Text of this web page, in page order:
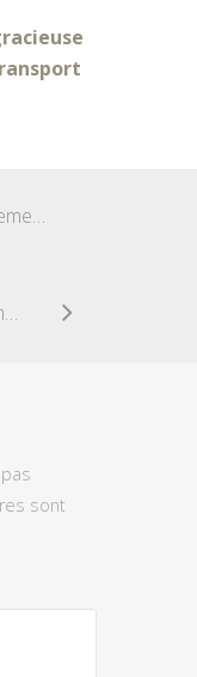
Acceptation du redressement fiscal
Demande de délai de paiement des impôts
sont